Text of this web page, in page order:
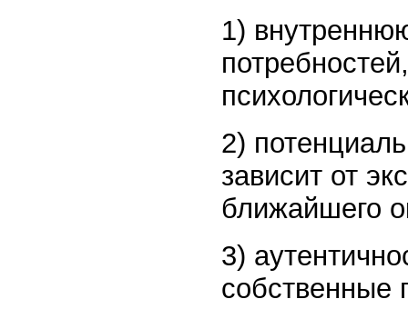
1)
2)
зависит от
ближайшего
3)
собственные